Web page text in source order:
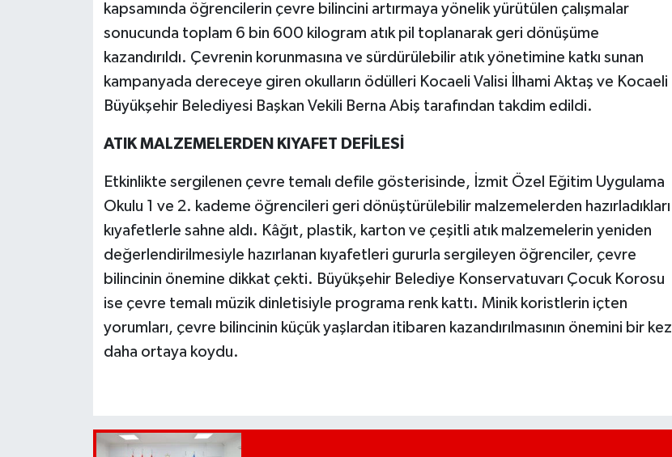
kapsamında öğrencilerin çevre bilincini artırmaya yönelik yürütülen çalışmalar
sonucunda toplam 6 bin 600 kilogram atık pil toplanarak geri dönüşüme
kazandırıldı. Çevrenin korunmasına ve sürdürülebilir atık yönetimine katkı sunan
kampanyada dereceye giren okulların ödülleri Kocaeli Valisi İlhami Aktaş ve Kocaeli
Büyükşehir Belediyesi Başkan Vekili Berna Abiş tarafından takdim edildi.
ATIK MALZEMELERDEN KIYAFET DEFİLESİ
Etkinlikte sergilenen çevre temalı defile gösterisinde, İzmit Özel Eğitim Uygulama
Okulu 1 ve 2. kademe öğrencileri geri dönüştürülebilir malzemelerden hazırladıkları
kıyafetlerle sahne aldı. Kâğıt, plastik, karton ve çeşitli atık malzemelerin yeniden
değerlendirilmesiyle hazırlanan kıyafetleri gururla sergileyen öğrenciler, çevre
bilincinin önemine dikkat çekti. Büyükşehir Belediye Konservatuvarı Çocuk Korosu
ise çevre temalı müzik dinletisiyle programa renk kattı. Minik koristlerin içten
yorumları, çevre bilincinin küçük yaşlardan itibaren kazandırılmasının önemini bir kez
daha ortaya koydu.